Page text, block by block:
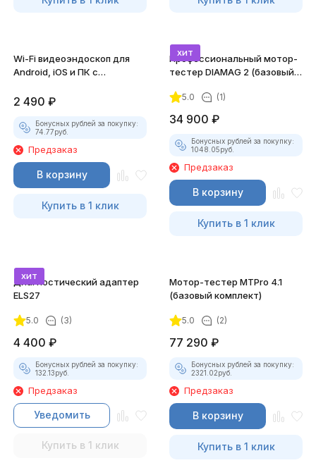
Wi-Fi видеоэндоскоп для
Android, iOS и ПК с
2 490 ₽
Бонусных рублей за покупку:
74.77руб.
Предзаказ
В корзину
Купить в 1 клик
хит
Профессиональный мотор-
тестер DIAMAG 2 (базовый
5.0 (1)
34 900 ₽
Бонусных рублей за покупку:
1048.05руб.
Предзаказ
В корзину
Купить в 1 клик
хит
Диагностический адаптер
ELS27
5.0 (3)
4 400 ₽
Бонусных рублей за покупку:
132.13руб.
Предзаказ
Уведомить
Купить в 1 клик
Мотор-тестер MTPro 4.1
(базовый комплект)
5.0 (2)
77 290 ₽
Бонусных рублей за покупку:
2321.02руб.
Предзаказ
В корзину
Купить в 1 клик